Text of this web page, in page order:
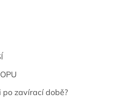
po zavírací době?